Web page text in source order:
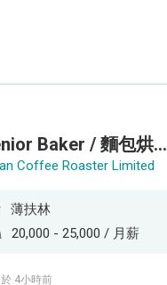
Senior Baker / 麵包烘焙師 (工作地點: 薄扶林鄰近港鐵香港大學站 HKU Station）
Coffee Roaster Limited
薄扶林
20,000 - 25,000 / 月薪
4小時前